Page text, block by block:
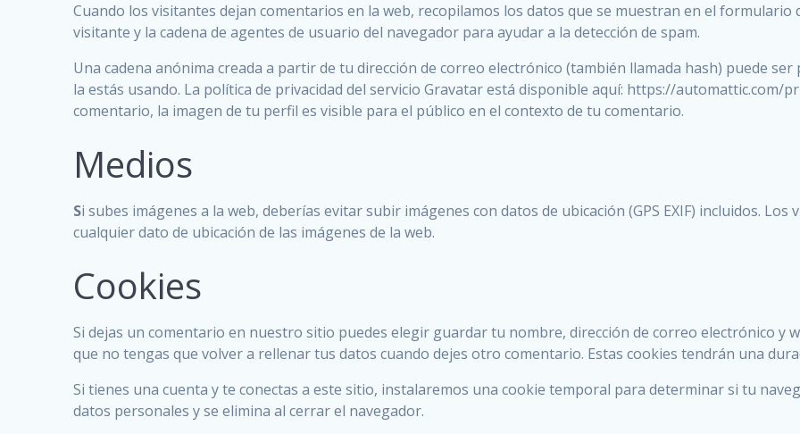
Cuando los visitantes dejan comentarios en la web, recopilamos los datos que se muestran en el formulario
visitante y la cadena de agentes de usuario del navegador para ayudar a la detección de spam.
Una cadena anónima creada a partir de tu dirección de correo electrónico (también llamada hash) puede
la estás usando. La política de privacidad del servicio Gravatar está disponible aquí: https://automattic.com/
comentario, la imagen de tu perfil es visible para el público en el contexto de tu comentario.
Medios
Si subes imágenes a la web, deberías evitar subir imágenes con datos de ubicación (GPS EXIF) incluidos.
cualquier dato de ubicación de las imágenes de la web.
Cookies
Si dejas un comentario en nuestro sitio puedes elegir guardar tu nombre, dirección de correo electrónico y
que no tengas que volver a rellenar tus datos cuando dejes otro comentario. Estas cookies tendrán una
Si tienes una cuenta y te conectas a este sitio, instalaremos una cookie temporal para determinar si tu
datos personales y se elimina al cerrar el navegador.